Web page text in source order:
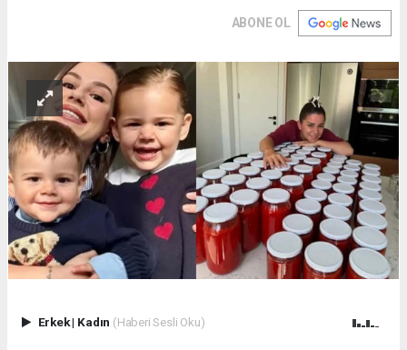
ABONE OL
Erkek| Kadın (Haberi Sesli Oku)